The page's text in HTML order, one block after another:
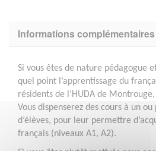
Informations complémentaires
Si vous êtes de nature pédagogue
quel point l’apprentissage du
résidents de l’HUDA de
Vous dispenserez des cours à un
d’élèves, pour leur permettre
français (niveaux A1, A2).